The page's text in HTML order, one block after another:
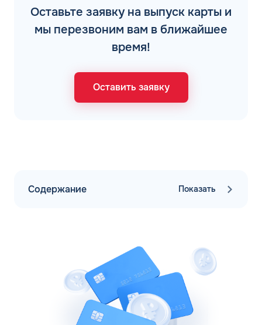
Оставьте заявку на выпуск карты и
мы перезвоним вам в ближайшее
время!
Оставить заявку
Содержание Показать